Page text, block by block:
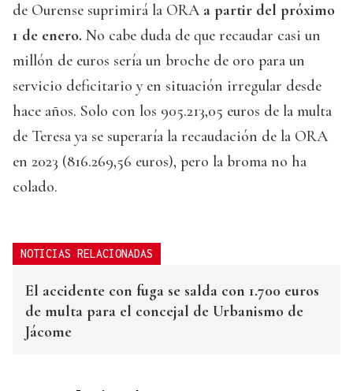
de Ourense suprimirá la ORA a partir del próximo
1 de enero. No cabe duda de que recaudar casi un
millón de euros sería un broche de oro para un
servicio deficitario y en situación irregular desde
hace años. Solo con los 905.213,05 euros de la multa
de Teresa ya se superaría la recaudación de la ORA
en 2023 (816.269,56 euros), pero la broma no ha
colado.
NOTICIAS RELACIONADAS
El accidente con fuga se salda con 1.700 euros
de multa para el concejal de Urbanismo de
Jácome